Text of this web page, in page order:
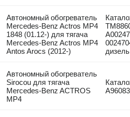
Автономный обогреватель
Mercedes-Benz Actros MP4
1848 (01.12-) для тягача
Mercedes-Benz Actros MP4
Antos Arocs (2012-)
дизель
Автономный обогреватель
Sirocou для тягача
Mercedes-Benz ACTROS
MP4